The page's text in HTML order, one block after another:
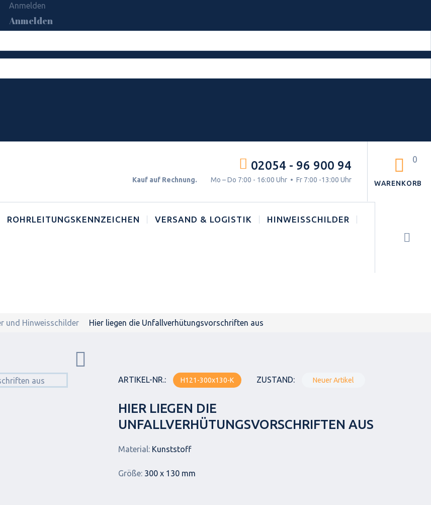
Anmelden
Anmelden
WARENKORB
0
02054 - 96 900 94
Kauf auf Rechnung. Mo – Do 7:00 - 16:00 Uhr • Fr 7:00 -13:00 Uhr
ROHRLEITUNGSKENNZEICHEN VERSAND & LOGISTIK HINWEISSCHILDER
und Hinweisschilder Hier liegen die Unfallverhütungsvorschriften aus
ARTIKEL-NR.: H121-300x130-K ZUSTAND: Neuer Artikel
HIER LIEGEN DIE
UNFALLVERHÜTUNGSVORSCHRIFTEN AUS
Material: Kunststoff
Größe: 300 x 130 mm